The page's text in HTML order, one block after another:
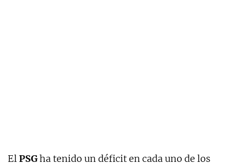
ElPSGha tenido un déficit en cada uno de los